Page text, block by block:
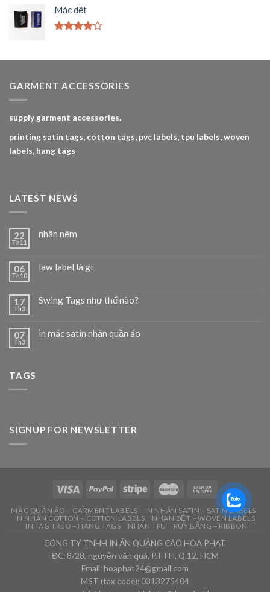
4.005
sao
Mác dệt
4.005
GARMENT ACCESSORIES
supply garment accessories.
printing satin tags, cotton tags, pvc labels, tpu labels, woven
labels, hang tags
LATEST NEWS
22
Th11
nhãn nệm
06
Th10
law label là gì
17
Th3
Swing Tags như thế nào?
07
Th3
in mác satin nhãn quần áo
TAGS
SIGNUP FOR NEWSLETTER
MÁC QUẦN ÁO – GARMENT LABELS
IN NHÃN SATIN – SATIN LABELS
IN NHÃN COTTON – COTTON LABELS
NHÃN DỆT – WOVEN LABELS
IN TAG TREO – HANG TAGS
NHÃN TPU RUY BĂNG – RIBBON
CÔNG TY TNHH IN ẤN QUẢNG CÁO HOA PHÁT
ĐC: 8/28, nguyễn văn quá, P.TTH, Q.12, HCM
Email: hoaphat24@gmail.com
MST (tax code): 0313275404